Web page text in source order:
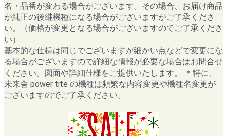
名・品番が変わる場合がございます。その場合、お届け商品
が純正の後継機種になる場合がございますがご了承くださ
い。（価格が変更となる場合がございますのでご了承くださ
い）
基本的な仕様は同じでございますが細かい点などで変更にな
る場合がございますので詳細な情報が必要な場合はお問合せ
ください。図面や詳細仕様をご提供いたします。 ＊特に、
未来舎 power tite の機種は頻繁な内容変更や機種名変更が
ございますのでご了承ください。